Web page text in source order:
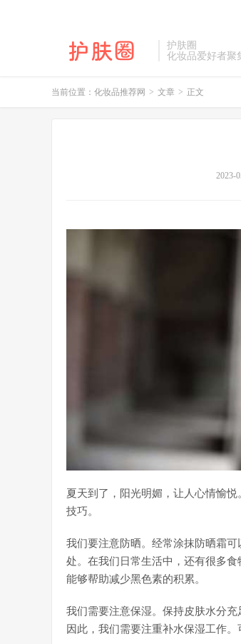
护肤圈
化妆品爱好者聚
当前位置： 化妆品推荐网 > 文章 > 正文
2023-
夏天到了，阳光明媚，让人心情愉
技巧。
我们要注意防晒。经常涂抹防晒霜
处。在我们日常生活中，还有很多
能够帮助减少黑色素的积累。
我们需要注意保湿。保持皮肤水分
因此，我们需要注重补水保湿工作